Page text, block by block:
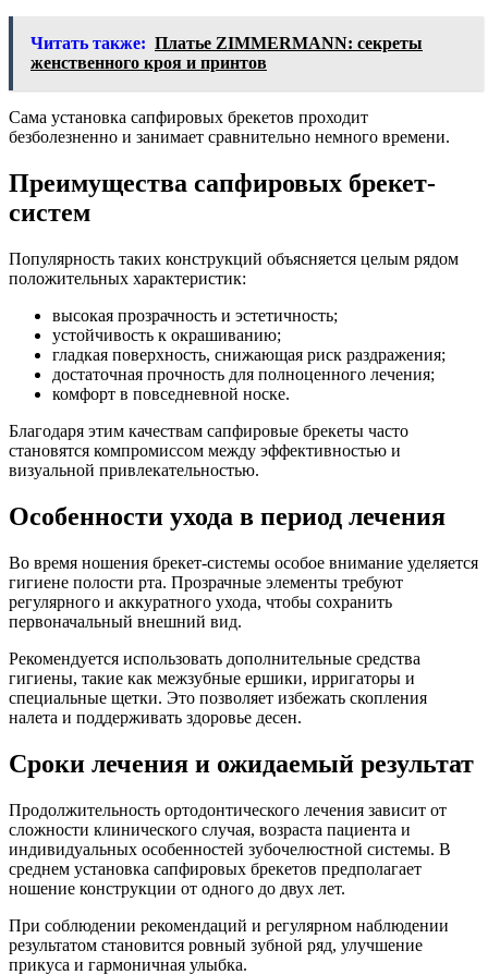
Читать также: Платье ZIMMERMANN: секреты
женственного кроя и принтов
Сама установка сапфировых брекетов проходит
безболезненно и занимает сравнительно немного времени.
Преимущества сапфировых брекет-
систем
Популярность таких конструкций объясняется целым рядом
положительных характеристик:
высокая прозрачность и эстетичность;
устойчивость к окрашиванию;
гладкая поверхность, снижающая риск раздражения;
достаточная прочность для полноценного лечения;
комфорт в повседневной носке.
Благодаря этим качествам сапфировые брекеты часто
становятся компромиссом между эффективностью и
визуальной привлекательностью.
Особенности ухода в период лечения
Во время ношения брекет-системы особое внимание уделяется
гигиене полости рта. Прозрачные элементы требуют
регулярного и аккуратного ухода, чтобы сохранить
первоначальный внешний вид.
Рекомендуется использовать дополнительные средства
гигиены, такие как межзубные ершики, ирригаторы и
специальные щетки. Это позволяет избежать скопления
налета и поддерживать здоровье десен.
Сроки лечения и ожидаемый результат
Продолжительность ортодонтического лечения зависит от
сложности клинического случая, возраста пациента и
индивидуальных особенностей зубочелюстной системы. В
среднем установка сапфировых брекетов предполагает
ношение конструкции от одного до двух лет.
При соблюдении рекомендаций и регулярном наблюдении
результатом становится ровный зубной ряд, улучшение
прикуса и гармоничная улыбка.